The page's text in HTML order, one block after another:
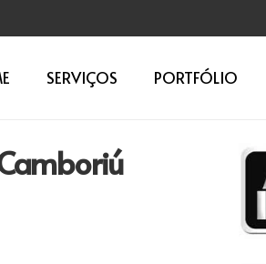
SERVIÇOS PORTFÓLIO